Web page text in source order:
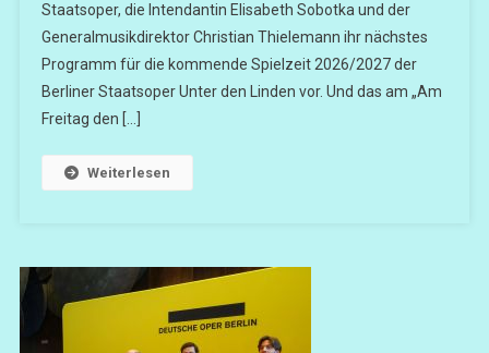
Staatsoper, die Intendantin Elisabeth Sobotka und der
Generalmusikdirektor Christian Thielemann ihr nächstes
Programm für die kommende Spielzeit 2026/2027 der
Berliner Staatsoper Unter den Linden vor. Und das am „Am
Freitag den […]
Weiterlesen